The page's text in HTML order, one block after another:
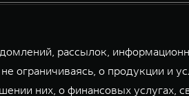
рассылок,
ограничиваясь, о продукции и
них, о финансовых услугах,